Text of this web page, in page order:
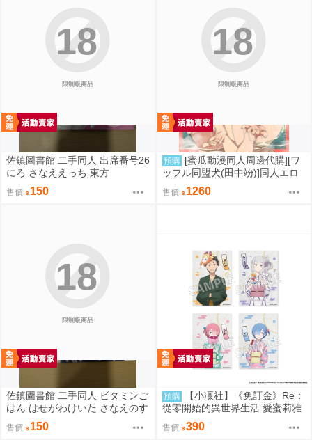
限制級商品
18
佐鎮圖書館 二手同人 出席番号26
にろ さなええっち 東方
售價 150
限制級商品
18
預購 [蜜瓜動漫同人周邊代購][ワ
ッフル同盟犬(田中竕)]同人エロ
ゲ転生2上～発動!ヌルヌルスケ
ベスキル【A5アクリルフィギュ
售價 1260
限制級商品
18
佐鎮圖書館 二手同人 ビタミンご
はん はせがわけいた さなえのす
きはとどまらずっ 東方
售價 150
預購
【小凜社】《免訂金》Re：
從零開始的異世界生活 愛蜜莉雅
拉姆 雷姆 お祭り ver. 和服 生寫
真卡片套組
售價 390